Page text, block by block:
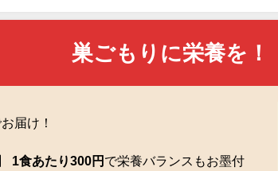
巣ごもりに栄養を！
届け！
1食あたり300円 で栄養バランスもお墨付